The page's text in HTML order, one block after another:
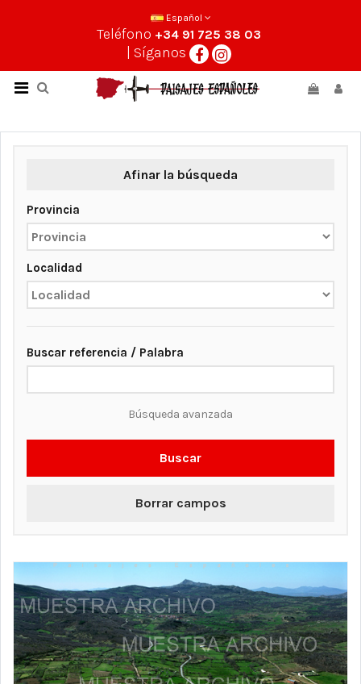
Español
Teléfono +34 91 725 38 03
| Síganos
Afinar la búsqueda
Provincia
Localidad
Buscar referencia / Palabra
Búsqueda avanzada
Buscar
Borrar campos